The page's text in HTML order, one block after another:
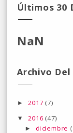
Últimos 30
NaN
Archivo Del
►2017 (7)
▼2016 (47)
► diciembre